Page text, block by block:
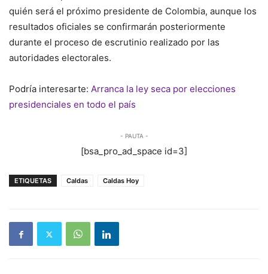
quién será el próximo presidente de Colombia, aunque los
resultados oficiales se confirmarán posteriormente
durante el proceso de escrutinio realizado por las
autoridades electorales.
Podría interesarte: Arranca la ley seca por elecciones
presidenciales en todo el país
- PAUTA -
[bsa_pro_ad_space id=3]
ETIQUETAS Caldas Caldas Hoy